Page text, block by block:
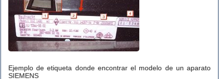
Ejemplo de etiqueta donde encontrar el modelo de un aparato
SIEMENS